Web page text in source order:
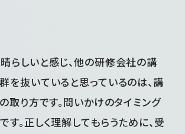
らしいと感じ、他の研修会社の講
を抜いていると思っているのは、講
の取り方です。問いかけのタイミング
す。正しく理解してもらうために、受